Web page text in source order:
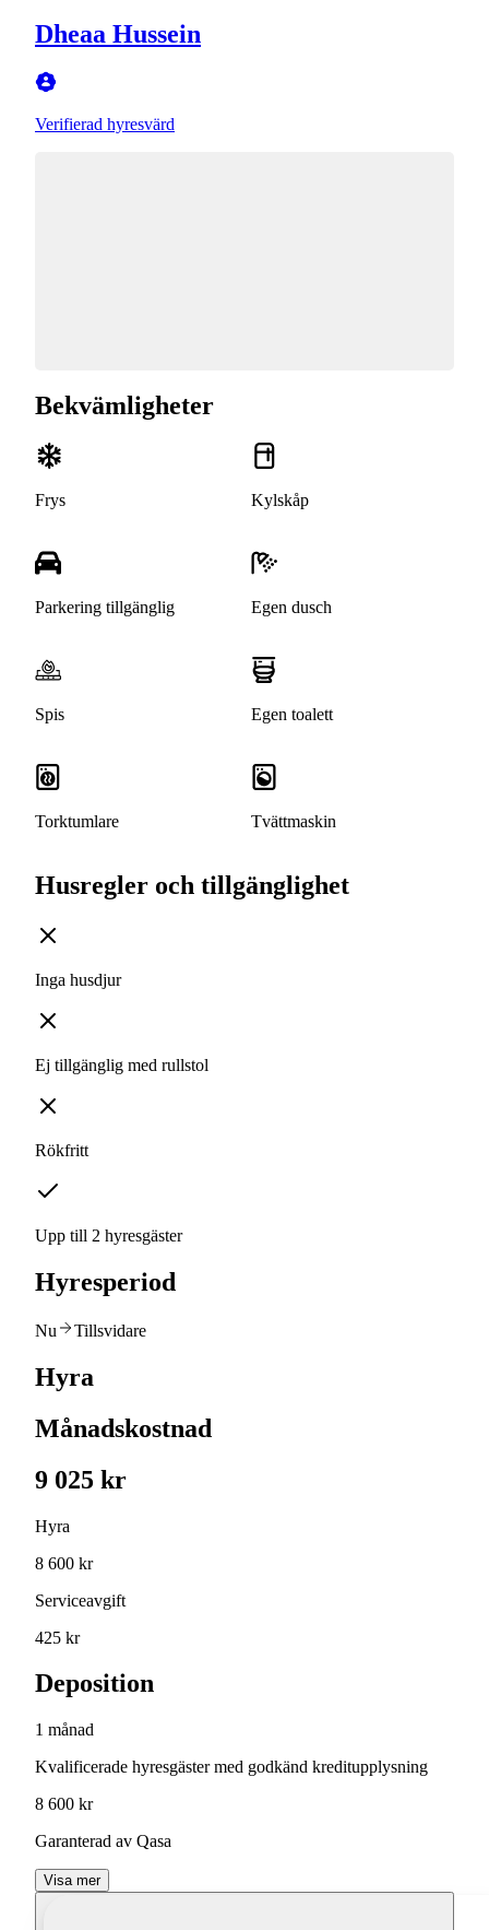
Dheaa Hussein
Verifierad hyresvärd
Bekvämligheter
Frys Kylskåp
Parkering tillgänglig Egen dusch
Spis Egen toalett
Torktumlare Tvättmaskin
Husregler och tillgänglighet
Inga husdjur
Ej tillgänglig med rullstol
Rökfritt
Upp till 2 hyresgäster
Hyresperiod
Nu Tillsvidare
Hyra
Månadskostnad
9 025 kr
Hyra
8 600 kr
Serviceavgift
425 kr
Deposition
1 månad
Kvalificerade hyresgäster med godkänd kreditupplysning
8 600 kr
Garanterad av Qasa
Visa mer